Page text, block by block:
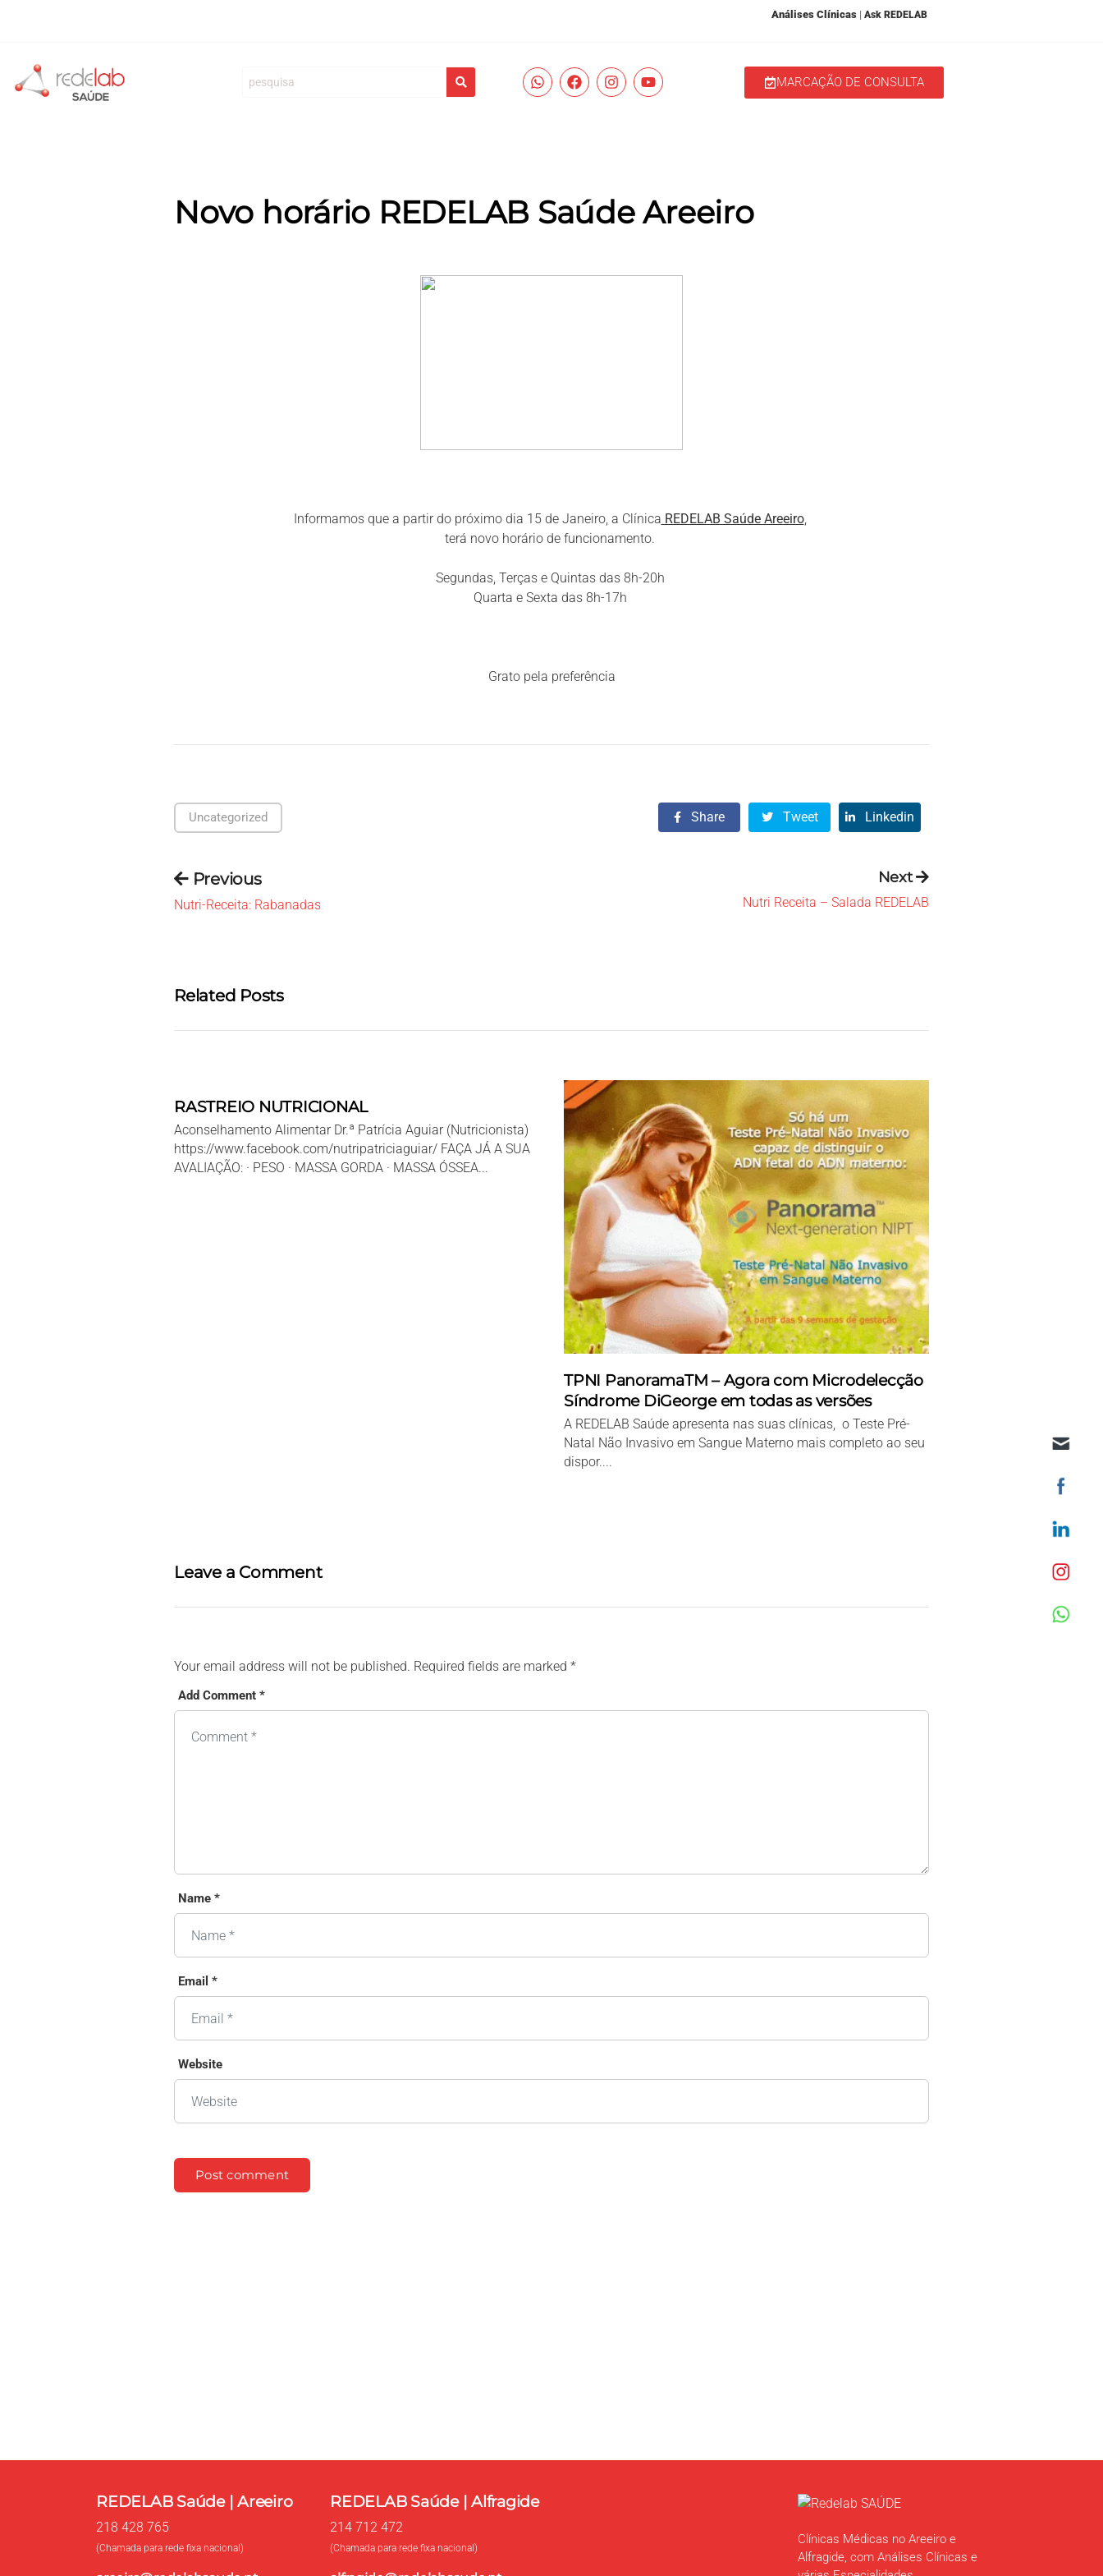
Análises Clínicas| Ask REDELAB
MARCAÇÃO DE CONSULTA
Novo horário REDELAB Saúde Areeiro
Informamos que a partir do próximo dia 15 de Janeiro, a Clínica REDELAB Saúde Areeiro,
terá novo horário de funcionamento.
Segundas, Terças e Quintas das 8h-20h
Quarta e Sexta das 8h-17h
Grato pela preferência
Uncategorized Share Tweet Linkedin
Previous
Nutri-Receita: Rabanadas
Next
Nutri Receita – Salada REDELAB
Related Posts
RASTREIO NUTRICIONAL
Aconselhamento Alimentar Dr.ª Patrícia Aguiar (Nutricionista)
https://www.facebook.com/nutripatriciaguiar/ FAÇA JÁ A SUA
AVALIAÇÃO: · PESO · MASSA GORDA · MASSA ÓSSEA...
TPNI PanoramaTM – Agora com Microdelecção
Síndrome DiGeorge em todas as versões
A REDELAB Saúde apresenta nas suas clínicas, o Teste Pré-
Natal Não Invasivo em Sangue Materno mais completo ao seu
dispor....
Leave a Comment
Your email address will not be published. Required fields are marked *
Add Comment *
Name *
Email *
Website
REDELAB Saúde | Areeiro
218 428 765
(Chamada para rede fixa nacional)
REDELAB Saúde | Alfragide
214 712 472
(Chamada para rede fixa nacional)
Clínicas Médicas no Areeiro e
Alfragide, com Análises Clínicas e